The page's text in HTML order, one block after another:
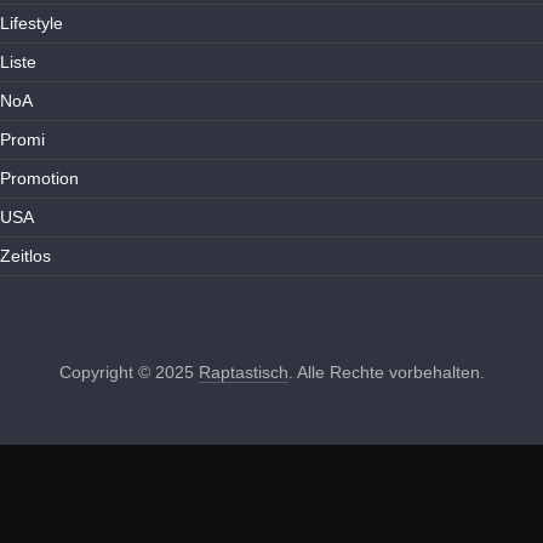
Lifestyle
Liste
NoA
Promi
Promotion
USA
Zeitlos
Copyright © 2025 Raptastisch. Alle Rechte vorbehalten.